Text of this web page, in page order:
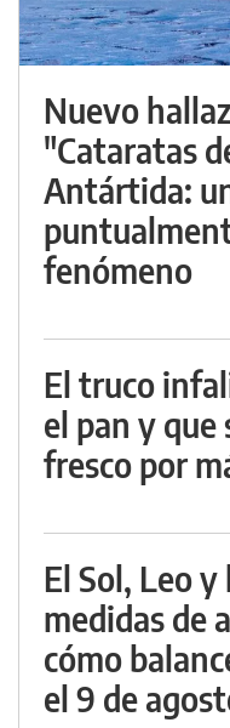
Nuevo
"Cataratas
Antártida:
fenómeno
El truco
el pan y que
fresco por
El Sol, Leo
medidas de
cómo
el 9 de